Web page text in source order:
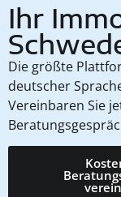
Ihr
Die größte
deutscher
Vereinbaren Sie